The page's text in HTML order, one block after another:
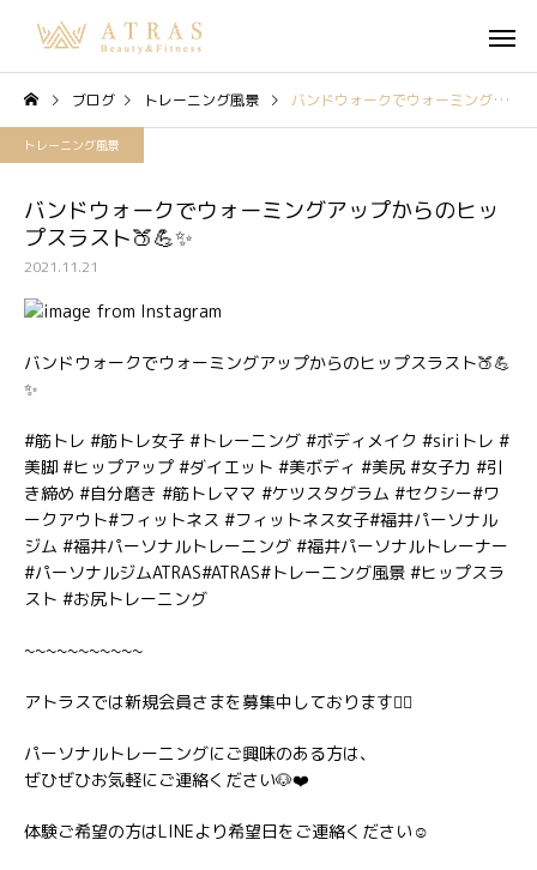
ブログ トレーニング風景 バンドウォークでウォーミングアップからのヒップスラスト🍑💪✨
トレーニング風景
バンドウォークでウォーミングアップからのヒッ
プスラスト🍑💪✨
2021.11.21
バンドウォークでウォーミングアップからのヒップスラスト🍑💪
✨
#筋トレ #筋トレ女子 #トレーニング #ボディメイク #siriトレ #
美脚 #ヒップアップ #ダイエット #美ボディ #美尻 #女子力 #引
き締め #自分磨き #筋トレママ #ケツスタグラム #セクシー#ワ
ークアウト#フィットネス #フィットネス女子#福井パーソナル
ジム #福井パーソナルトレーニング #福井パーソナルトレーナー
#パーソナルジムATRAS#ATRAS#トレーニング風景 #ヒップスラ
スト #お尻トレーニング
~~~~~~~~~~~
アトラスでは新規会員さまを募集中しております🏋️‍♂️
パーソナルトレーニングにご興味のある方は、
ぜひぜひお気軽にご連絡ください🐶❤️
体験ご希望の方はLINEより希望日をご連絡ください☺️